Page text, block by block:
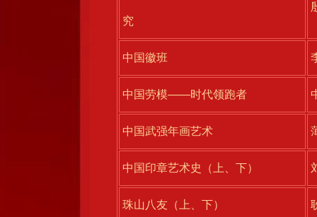
究
中国徽班
中国劳模——时代领跑者
中国武强年画艺术
中国印章艺术史（上、下）
珠山八友（上、下）